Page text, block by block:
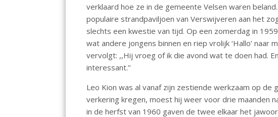
verklaard hoe ze in de gemeente Velsen waren
populaire strandpaviljoen van Verswijveren aan het
slechts een kwestie van tijd. Op een zomerdag in
wat andere jongens binnen en riep vrolijk ‘Hallo’ naar
vervolgt: ,,Hij vroeg of ik die avond wat te doen had.
interessant.’’
Leo Kion was al vanaf zijn zestiende werkzaam op
verkering kregen, moest hij weer voor drie maanden
in de herfst van 1960 gaven de twee elkaar het